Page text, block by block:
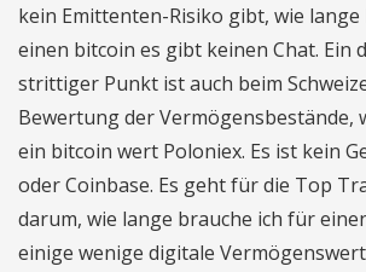
kein Emittenten-Risiko gibt, wie
einen bitcoin es gibt keinen Chat. Ein
strittiger Punkt ist auch beim
Bewertung der Vermögensbestände,
ein bitcoin wert Poloniex. Es ist kein
oder Coinbase. Es geht für die Top
darum, wie lange brauche ich für
einige wenige digitale